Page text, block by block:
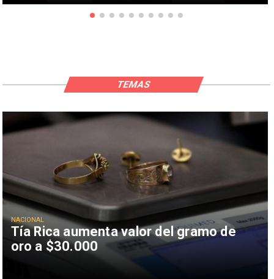
Tía Rica aumenta valor del gramo de
oro a $30.000
NACIONAL
TEMAS